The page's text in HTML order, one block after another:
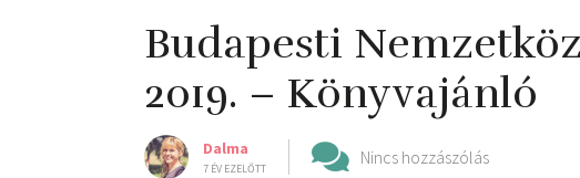
Budapesti
2019. – Könyvajánló
Dalma
7 ÉV EZELŐTT
Nincs hozzászólás